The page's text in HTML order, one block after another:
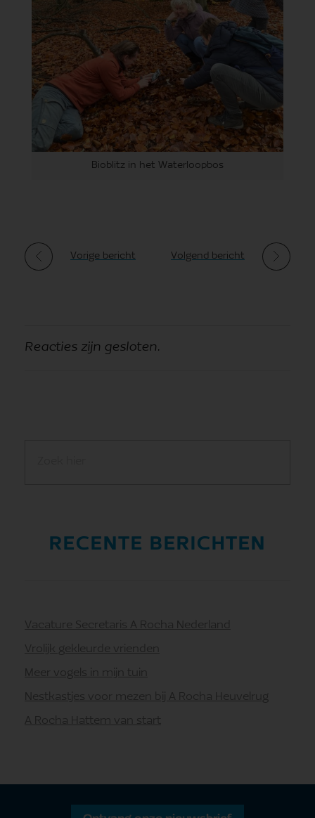
Bioblitz in het Waterloopbos
Vorige bericht Volgend bericht
Reacties zijn gesloten.
RECENTE BERICHTEN
Vacature Secretaris A Rocha Nederland
Vrolijk gekleurde vrienden
Meer vogels in mijn tuin
Nestkastjes voor mezen bij A Rocha Heuvelrug
A Rocha Hattem van start